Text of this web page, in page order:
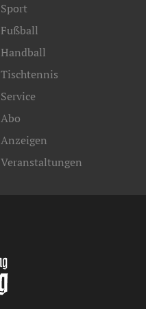
Sport
Fußball
Handball
Tischtennis
Service
Abo
Anzeigen
Veranstaltungen